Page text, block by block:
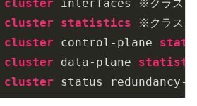
cluster interfaces ※クラスタイ
cluster statistics ※クラスタ
cluster control-plane
cluster data-plane
cluster status redundancy-